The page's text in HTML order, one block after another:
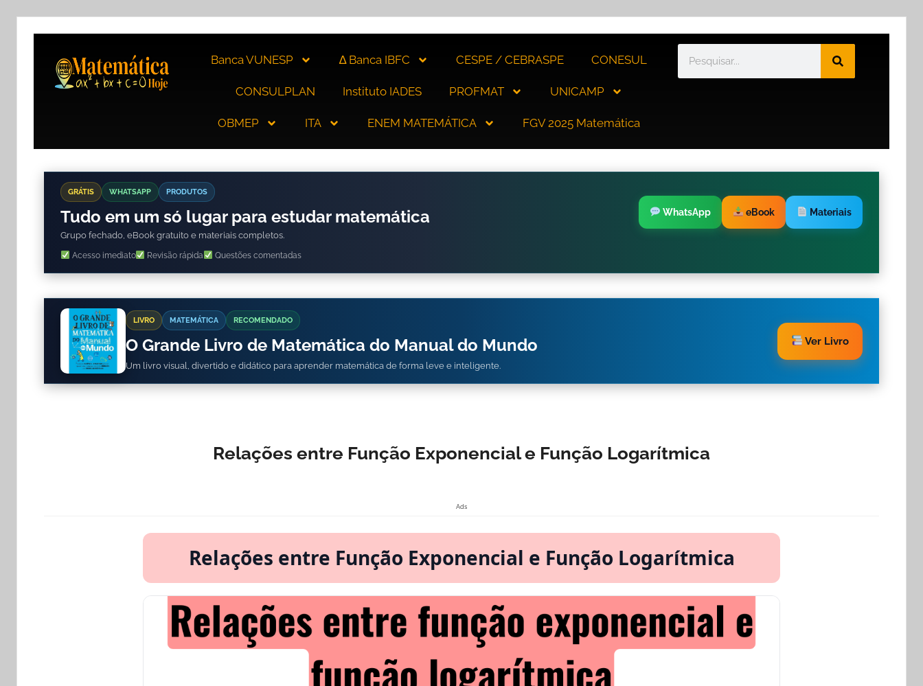
Banca VUNESP ∆ Banca IBFC CESPE / CEBRASPE CONESUL
CONSULPLAN Instituto IADES PROFMAT UNICAMP
OBMEP ITA ENEM MATEMÁTICA FGV 2025 Matemática
GRÁTIS WHATSAPP PRODUTOS
Tudo em um só lugar para estudar matemática
Grupo fechado, eBook gratuito e materiais completos.
WhatsApp eBook Materiais
Acesso imediato Revisão rápida Questões comentadas
LIVRO MATEMÁTICA RECOMENDADO
O Grande Livro de Matemática do Manual do Mundo
Um livro visual, divertido e didático para aprender matemática de forma leve e inteligente.
Ver Livro
Relações entre Função Exponencial e Função Logarítmica
Ads
Relações entre Função Exponencial e Função Logarítmica